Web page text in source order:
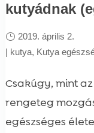
kutyádnak
2019. április 2.
| kutya, Kutya
Csakúgy, mint
rengeteg
egészséges